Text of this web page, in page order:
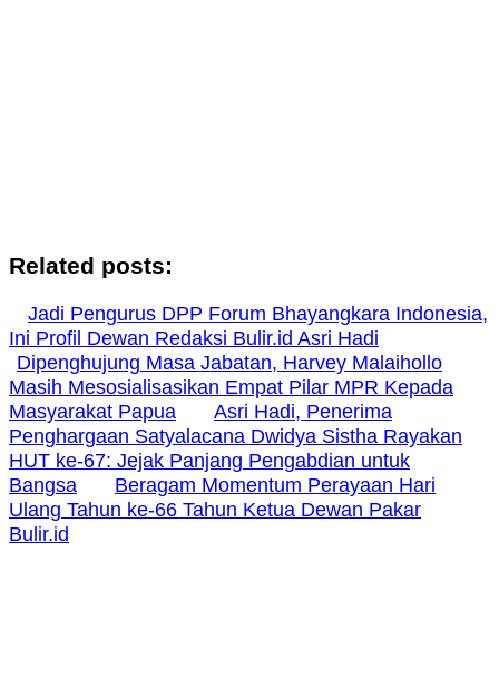
Related posts:
Jadi Pengurus DPP Forum Bhayangkara Indonesia,
Ini Profil Dewan Redaksi Bulir.id Asri Hadi
Dipenghujung Masa Jabatan, Harvey Malaihollo
Masih Mesosialisasikan Empat Pilar MPR Kepada
Masyarakat Papua
Asri Hadi, Penerima
Penghargaan Satyalacana Dwidya Sistha Rayakan
HUT ke-67: Jejak Panjang Pengabdian untuk
Bangsa
Beragam Momentum Perayaan Hari
Ulang Tahun ke-66 Tahun Ketua Dewan Pakar
Bulir.id